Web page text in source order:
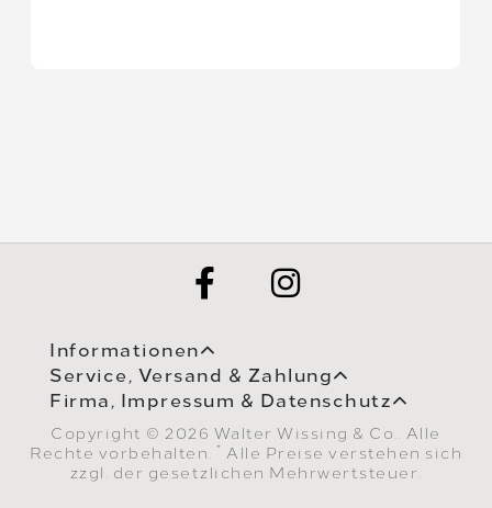
Informationen
Service, Versand & Zahlung
Firma, Impressum & Datenschutz
Copyright © 2026 Walter Wissing & Co.. Alle
Rechte vorbehalten.
* Alle Preise verstehen sich
zzgl. der gesetzlichen Mehrwertsteuer.